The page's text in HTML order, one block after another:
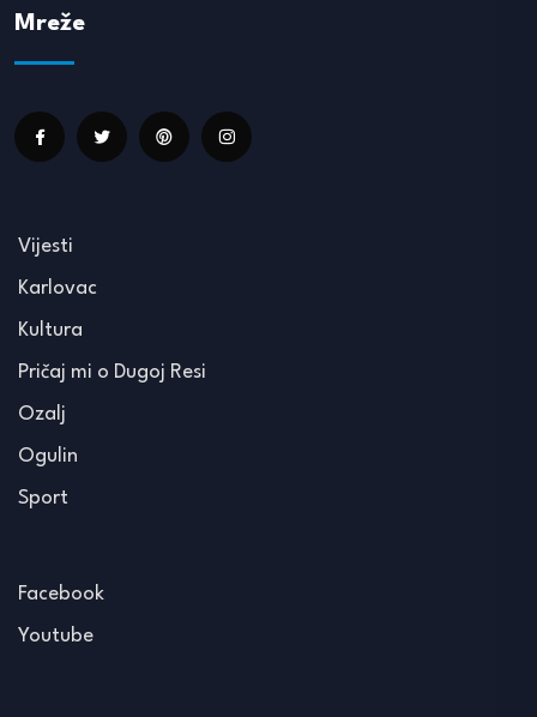
Mreže
Vijesti
Karlovac
Kultura
Pričaj mi o Dugoj Resi
Ozalj
Ogulin
Sport
Facebook
Youtube